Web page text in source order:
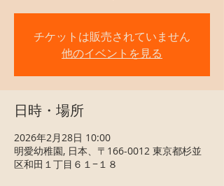
チケットは販売されていません
他のイベントを見る
日時・場所
2026年2月28日 10:00
明愛幼稚園, 日本、〒166-0012 東京都杉並
区和田１丁目６１−１８